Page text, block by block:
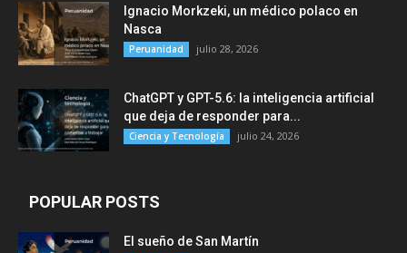
Ignacio Morkzeki, un médico polaco en
Nasca
Peruanidad julio 28, 2026
ChatGPT y GPT-5.6: la inteligencia artificial
que deja de responder para...
Ciencia y Tecnología julio 24, 2026
POPULAR POSTS
El sueño de San Martín